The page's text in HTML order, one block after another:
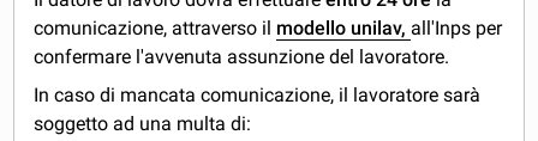
comunicazione, attraverso il modello unilav, all'Inps per
confermare l'avvenuta assunzione del lavoratore.
In caso di mancata comunicazione, il lavoratore sarà
soggetto ad una multa di: